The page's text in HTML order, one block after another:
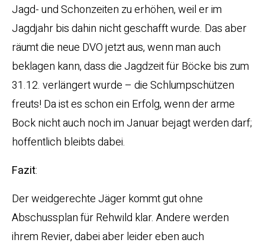
Jagd- und Schonzeiten zu erhöhen, weil er im
Jagdjahr bis dahin nicht geschafft wurde. Das aber
räumt die neue DVO jetzt aus, wenn man auch
beklagen kann, dass die Jagdzeit für Böcke bis zum
31.12. verlängert wurde – die Schlumpschützen
freuts! Da ist es schon ein Erfolg, wenn der arme
Bock nicht auch noch im Januar bejagt werden darf;
hoffentlich bleibts dabei.
Fazit:
Der weidgerechte Jäger kommt gut ohne
Abschussplan für Rehwild klar. Andere werden
ihrem Revier, dabei aber leider eben auch